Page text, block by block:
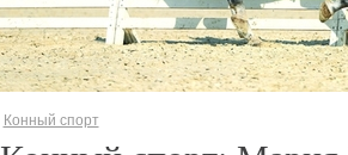
Конный спорт